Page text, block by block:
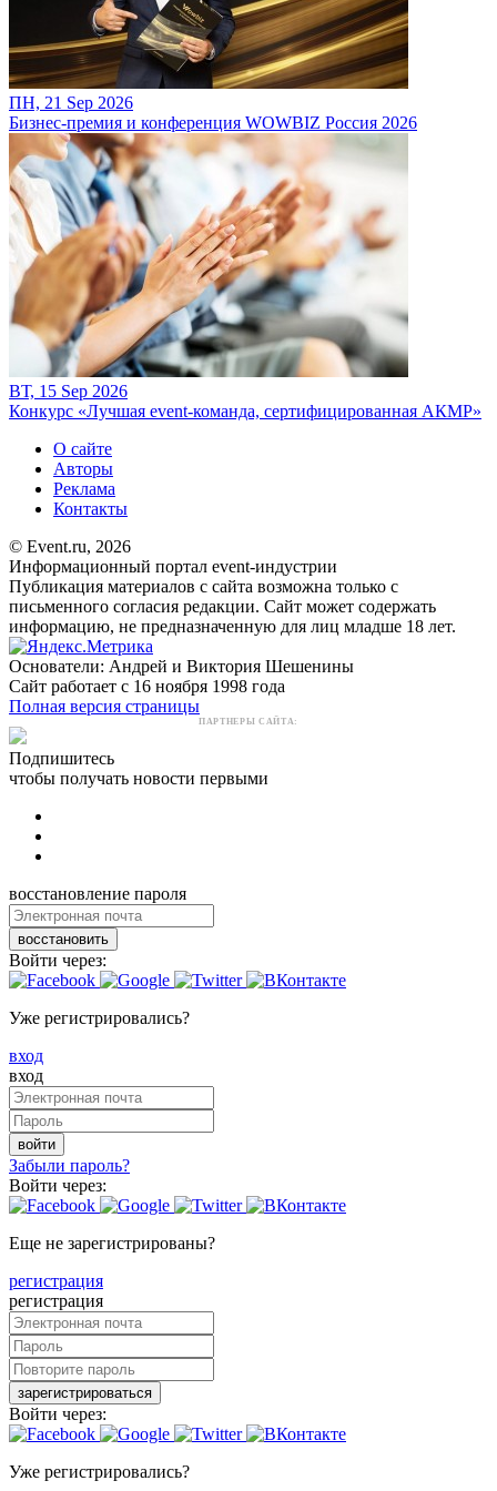
ПН, 21 Sep 2026
Бизнес-премия и конференция WOWBIZ Россия 2026
ВТ, 15 Sep 2026
Конкурс «Лучшая event-команда, сертифицированная АКМР»
О сайте
Авторы
Реклама
Контакты
© Event.ru, 2026
Информационный портал event-индустрии
Публикация материалов с сайта возможна только с
письменного согласия редакции. Сайт может содержать
информацию, не предназначенную для лиц младше 18 лет.
Основатели: Андрей и Виктория Шешенины
Сайт работает с 16 ноября 1998 года
Полная версия страницы
ПАРТНЕРЫ САЙТА:
Подпишитесь
чтобы получать новости первыми
восстановление пароля
восстановить
Войти через:
Уже регистрировались?
вход
вход
войти
Забыли пароль?
Войти через:
Еще не зарегистрированы?
регистрация
регистрация
зарегистрироваться
Войти через:
Уже регистрировались?